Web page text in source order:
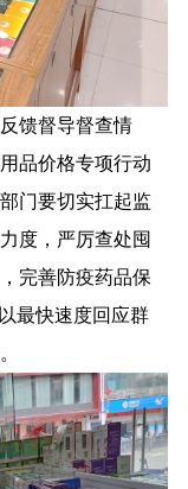
馈督导督查情
品价格专项行动
门要切实扛起监
度，严厉查处囤
完善防疫药品保
最快速度回应群